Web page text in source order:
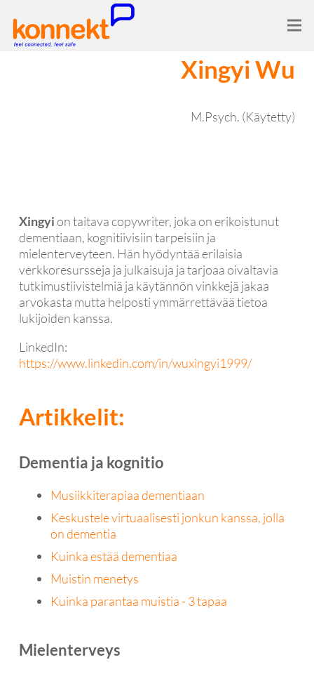
Xingyi Wu
M.Psych. (Käytetty)
Xingyion taitava copywriter, joka on erikoistunut
dementiaan, kognitiivisiin tarpeisiin ja
mielenterveyteen. Hän hyödyntää erilaisia ​​
verkkoresursseja ja julkaisuja ja tarjoaa oivaltavia
tutkimustiivistelmiä ja käytännön vinkkejä jakaa
arvokasta mutta helposti ymmärrettävää tietoa
lukijoiden kanssa.
LinkedIn:
https://www.linkedin.com/in/wuxingyi1999/
Artikkelit:
Dementia ja kognitio
Musiikkiterapiaa dementiaan
Keskustele virtuaalisesti jonkun kanssa, jolla
on dementia
Kuinka estää dementiaa
Muistin menetys
Kuinka parantaa muistia - 3 tapaa
Mielenterveys